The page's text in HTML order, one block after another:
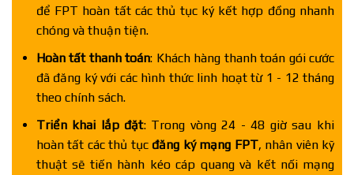
để FPT hoàn tất các thủ tục ký kết hợp đồng nhanh
chóng và thuận tiện.
Hoàn tất thanh toán: Khách hàng thanh toán gói cước
đã đăng ký với các hình thức linh hoạt từ 1 - 12 tháng
theo chính sách.
Triển khai lắp đặt: Trong vòng 24 - 48 giờ sau khi
hoàn tất các thủ tục đăng ký mạng FPT, nhân viên kỹ
thuật sẽ tiến hành kéo cáp quang và kết nối mạng